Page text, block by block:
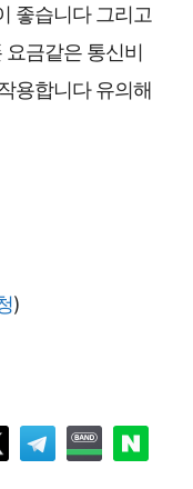
좋습니다 그리고
금같은 통신비
용합니다 유의해
)